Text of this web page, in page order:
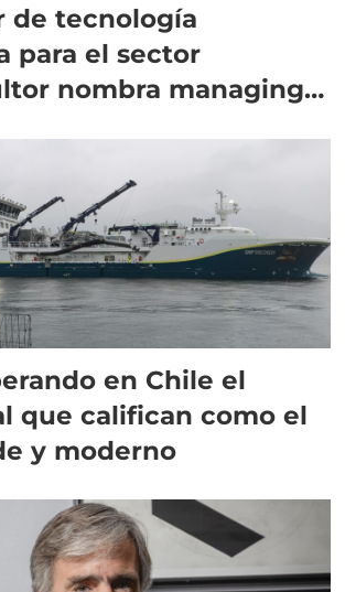
de tecnología
para el sector
nombra managing
en Chile el
que califican como el
y moderno